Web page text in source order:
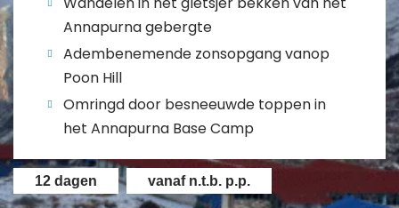
Annapurna gebergte
Adembenemende zonsopgang vanop
Poon Hill
Omringd door besneeuwde toppen in
het Annapurna Base Camp
12 dagen vanaf n.t.b. p.p.